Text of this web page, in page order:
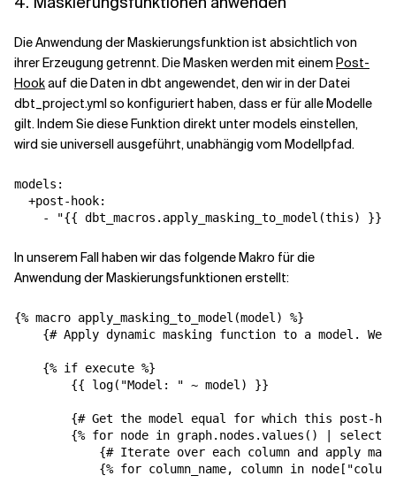
Die Anwendung der Maskierungsfunktion ist absichtlich von
ihrer Erzeugung getrennt. Die Masken werden mit einem Post-
Hookauf die Daten in dbt angewendet, den wir in der Datei
dbt_project.yml so konfiguriert haben, dass er für alle Modelle
gilt. Indem Sie diese Funktion direkt unter models einstellen,
wird sie universell ausgeführt, unabhängig vom Modellpfad.
models:
  +post-hook:
In unserem Fall haben wir das folgende Makro für die
Anwendung der Maskierungsfunktionen erstellt:
{% macro apply_masking_to_model(model) %}
{# Apply dynamic masking function to a model. We
    {% if execute %}
        {{ log("Model: " ~ model) }}
{# Get the model equal for which this post-
{% for node in graph.nodes.values() |
{# Iterate over each column and apply
{% for column_name, column in